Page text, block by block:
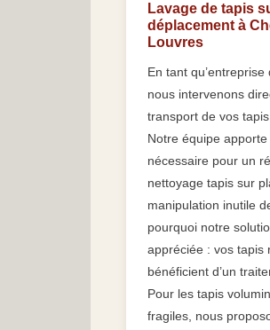
Lavage de tapis
déplacement à
Louvres
En tant
nous intervenons
transport de vos
Notre équipe
nécessaire pour un
nettoyage tapis sur
manipulation inutile
pourquoi notre
appréciée : vos tapis
bénéficient d’un
Pour les tapis
fragiles, nous